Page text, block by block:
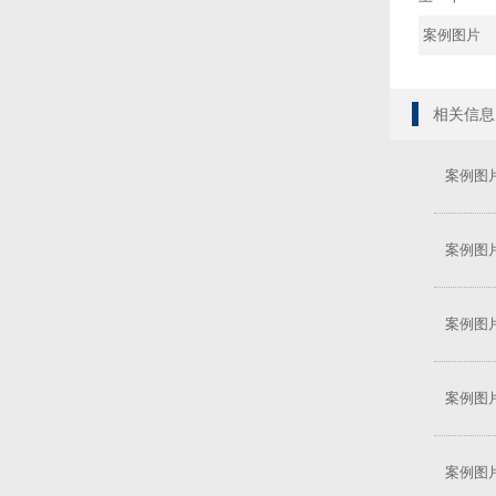
案例图片
相关信息
案例图
案例图
案例图
案例图
案例图